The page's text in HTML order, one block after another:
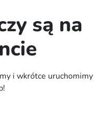
są na
i wkrótce uruchomimy